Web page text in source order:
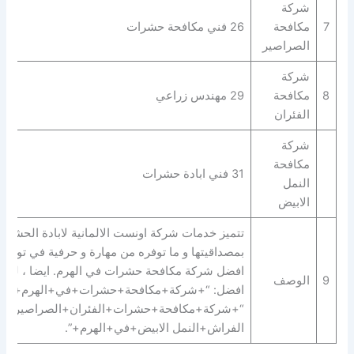
7
شركة
مكافحة
الصراصير
26 فني مكافحة حشرات
8
شركة
مكافحة
الفئران
29 مهندس زراعي
شركة
مكافحة
النمل
الابيض
31 فني ابادة حشرات
9 الوصف
تتميز خدمات شركة اونست الالمانية لابادة
بمصداقيتها و ما توفره من مهارة و حرفية في توفير
افضل شركة مكافحة حشرات في الهرم. ايضا ،
افضل: “+شركة+مكافحة+حشرات+في+الهرم+” |
الفراش+النمل الابيض+في+الهرم+”.